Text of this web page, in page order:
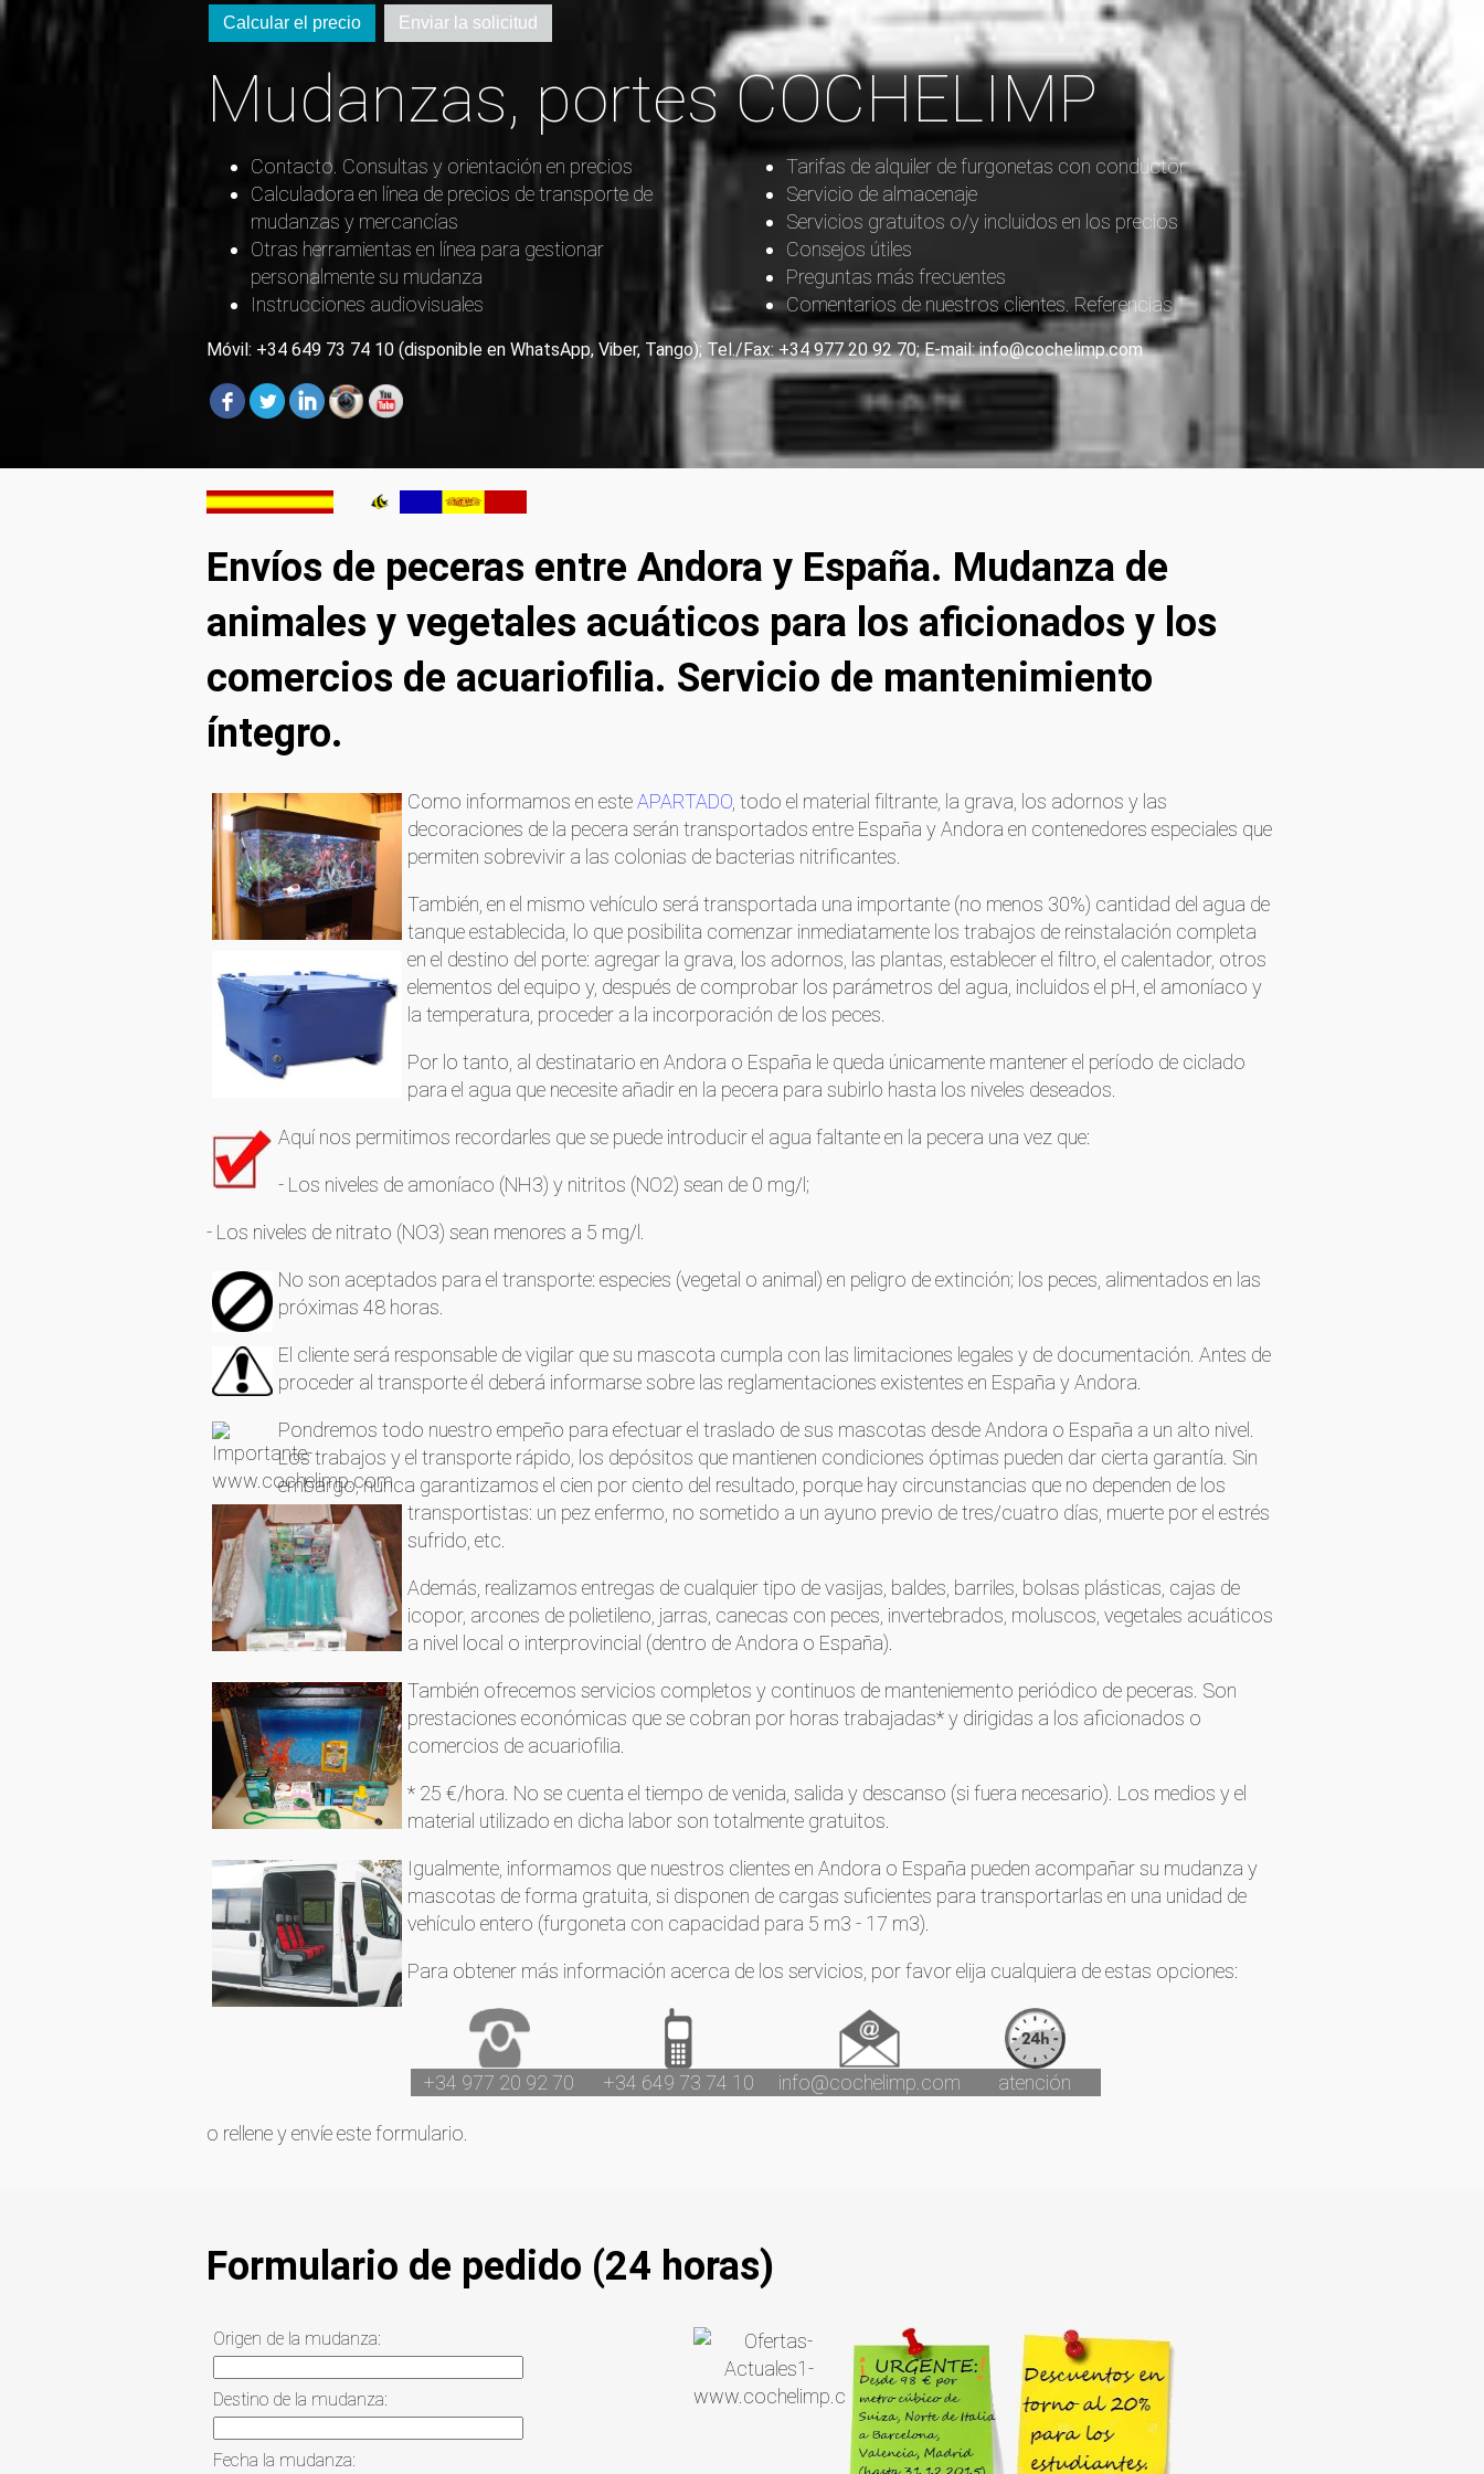
Calcular el precio Enviar la solicitud
Mudanzas, portes COCHELIMP
Contacto. Consultas y orientación en precios
Calculadora en línea de precios de transporte de
mudanzas y mercancías
Otras herramientas en línea para gestionar
personalmente su mudanza
Instrucciones audiovisuales
Tarifas de alquiler de furgonetas con conductor
Servicio de almacenaje
Servicios gratuitos o/y incluidos en los precios
Consejos útiles
Preguntas más frecuentes
Comentarios de nuestros clientes. Referencias
Móvil: +34 649 73 74 10 (disponible en WhatsApp, Viber, Tango); Tel./Fax: +34 977 20 92 70; E-mail: info@cochelimp.com
Envíos de peceras entre Andora y España. Mudanza de
animales y vegetales acuáticos para los aficionados y los
comercios de acuariofilia. Servicio de mantenimiento
íntegro.
Como informamos en esteAPARTADO, todo el material filtrante, la grava, los adornos y las
decoraciones de la pecera serán transportados entre España y Andora en contenedores especiales que
permiten sobrevivir a las colonias de bacterias nitrificantes.
También, en el mismo vehículo será transportada una importante (no menos 30%) cantidad del agua de
tanque establecida, lo que posibilita comenzar inmediatamente los trabajos de reinstalación completa
en el destino del porte: agregar la grava, los adornos, las plantas, establecer el filtro, el calentador, otros
elementos del equipo y, después de comprobar los parámetros del agua, incluidos el pH, el amoníaco y
la temperatura, proceder a la incorporación de los peces.
Por lo tanto, al destinatario en Andora o España le queda únicamente mantener el período de ciclado
para el agua que necesite añadir en la pecera para subirlo hasta los niveles deseados.
Aquí nos permitimos recordarles que se puede introducir el agua faltante en la pecera una vez que:
- Los niveles de amoníaco (NH3) y nitritos (NO2) sean de 0 mg/l;
- Los niveles de nitrato (NO3) sean menores a 5 mg/l.
No son aceptados para el transporte: especies (vegetal o animal) en peligro de extinción; los peces, alimentados en las
próximas 48 horas.
El cliente será responsable de vigilar que su mascota cumpla con las limitaciones legales y de documentación. Antes de
proceder al transporte él deberá informarse sobre las reglamentaciones existentes en España y Andora.
Pondremos todo nuestro empeño para efectuar el traslado de sus mascotas desde Andora o España a un alto nivel.
Los trabajos y el transporte rápido, los depósitos que mantienen condiciones óptimas pueden dar cierta garantía. Sin
embargo, nunca garantizamos el cien por ciento del resultado, porque hay circunstancias que no dependen de los
transportistas: un pezenfermo, no sometido a un ayuno previo de tres/cuatro días, muerte por el estrés
sufrido, etc.
Además, realizamos entregas de cualquier tipo de vasijas, baldes, barriles, bolsas plásticas, cajas de
icopor, arcones de polietileno, jarras, canecas con peces, invertebrados, moluscos, vegetales acuáticos
a nivel local o interprovincial (dentro de Andora o España).
También ofrecemos servicios completos y continuos de manteniemento periódico de peceras. Son
prestaciones económicas que se cobran por horas trabajadas* y dirigidas a los aficionados o
comercios de acuariofilia.
* 25 €/hora. No se cuenta el tiempo de venida, salida y descanso (si fuera necesario). Los medios y el
material utilizado en dicha labor son totalmente gratuitos.
Igualmente, informamos que nuestros clientes en Andora o España pueden acompañar su mudanza y
mascotas de forma gratuita, si disponen de cargas suficientes para transportarlas en una unidad de
vehículo entero (furgoneta con capacidad para 5 m3 - 17 m3).
Para obtener más información acerca de los servicios, por favor elija cualquiera de estas opciones:
+34 977 20 92 70 +34 649 73 74 10 info@cochelimp.com atención
o rellene y envíe este formulario.
Formulario de pedido (24 horas)
Origen de la mudanza:
Destino de la mudanza:
Fecha la mudanza: